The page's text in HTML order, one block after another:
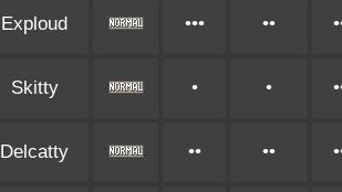
Exploud ••• ••
Skitty • •
Delcatty •• ••